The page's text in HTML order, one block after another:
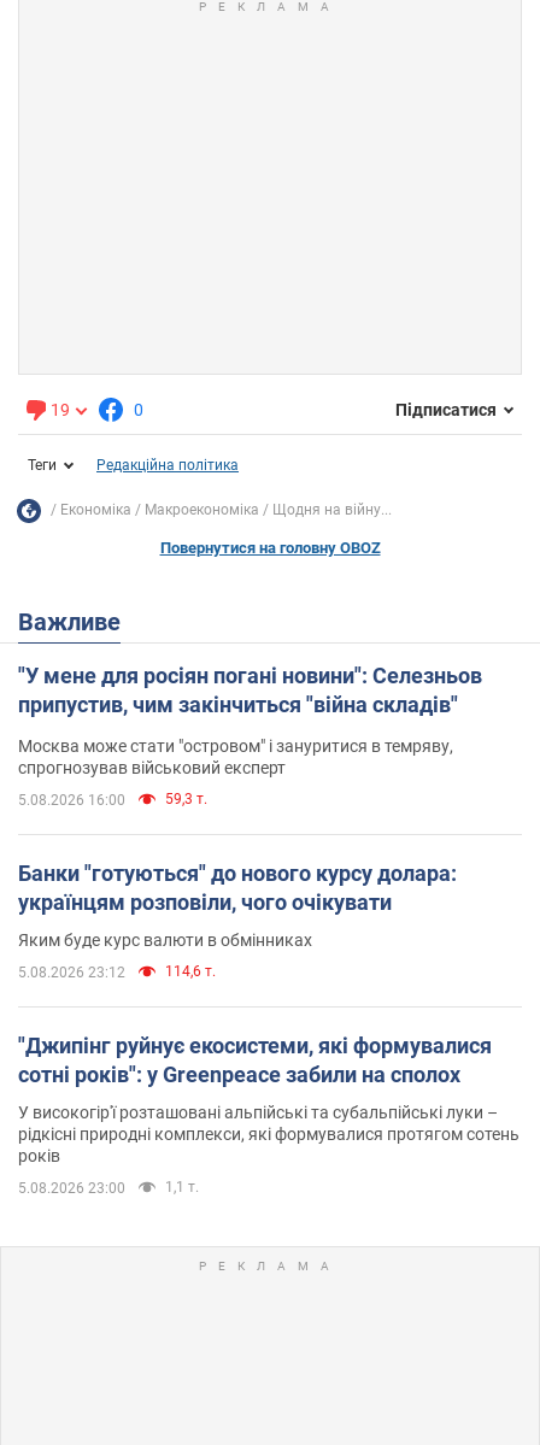
19 0 Підписатися
Теги Редакційна політика
Економіка Mакроекономіка Щодня на війну...
Повернутися на головну OBOZ
Важливе
"У мене для росіян погані новини": Селезньов
припустив, чим закінчиться "війна складів"
Москва може стати "островом" і зануритися в темряву,
спрогнозував військовий експерт
5.08.2026 16:00 59,3 т.
Банки "готуються" до нового курсу долара:
українцям розповіли, чого очікувати
Яким буде курс валюти в обмінниках
5.08.2026 23:12 114,6 т.
"Джипінг руйнує екосистеми, які формувалися
сотні років": у Greenpeace забили на сполох
У високогір'ї розташовані альпійські та субальпійські луки –
рідкісні природні комплекси, які формувалися протягом сотень
років
5.08.2026 23:00 1,1 т.